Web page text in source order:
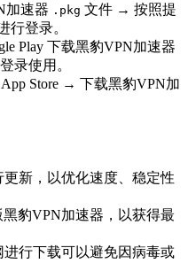
加速器 .pkg 文件 → 按照提
行登录。
Play 下载黑豹VPN加速器
录使用。
Store → 下载黑豹VPN加
新，以优化速度、稳定性
豹VPN加速器，以获得最
行下载可以避免因病毒或